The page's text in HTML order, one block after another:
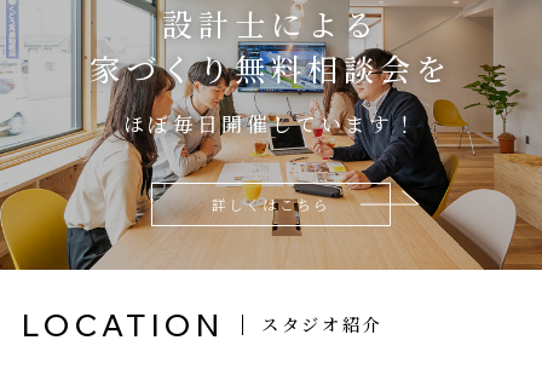
設計士による
家づくり無料相談会を
ほぼ毎日開催しています！
詳しくはこちら
LOCATION スタジオ紹介